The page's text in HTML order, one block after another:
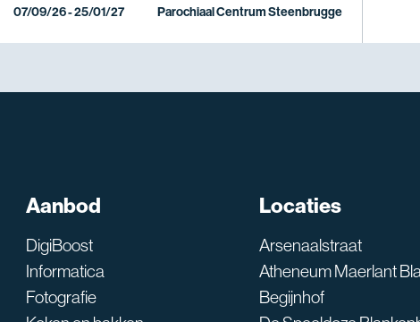
07/09/26 - 25/01/27 Parochiaal Centrum Steenbrugge
Aanbod
DigiBoost
Informatica
Fotografie
Locaties
Arsenaalstraat
Atheneum Maerlant
Begijnhof
SNT assistent